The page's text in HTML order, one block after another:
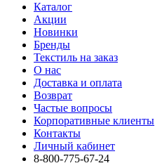
Каталог
Акции
Новинки
Бренды
Текстиль на заказ
О нас
Доставка и оплата
Возврат
Частые вопросы
Корпоративные клиенты
Контакты
Личный кабинет
8-800-775-67-24